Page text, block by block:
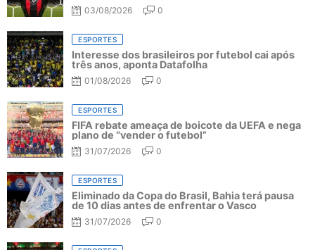
03/08/2026 0
ESPORTES
Interesse dos brasileiros por futebol cai após
três anos, aponta Datafolha
01/08/2026 0
ESPORTES
FIFA rebate ameaça de boicote da UEFA e nega
plano de “vender o futebol”
31/07/2026 0
ESPORTES
Eliminado da Copa do Brasil, Bahia terá pausa
de 10 dias antes de enfrentar o Vasco
31/07/2026 0